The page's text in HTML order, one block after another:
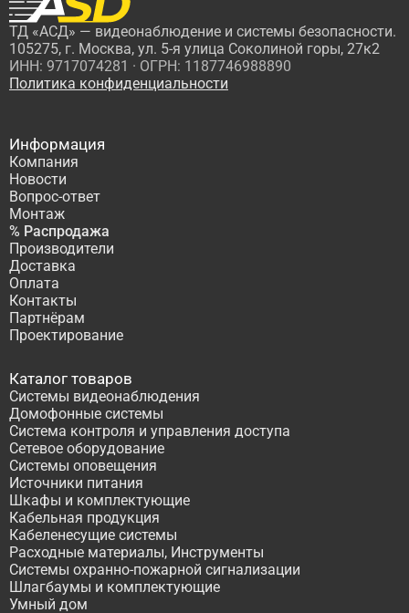
ТД «АСД» — видеонаблюдение и системы безопасности.
105275, г. Москва, ул. 5-я улица Соколиной горы, 27к2
ИНН: 9717074281 · ОГРН: 1187746988890
Политика конфиденциальности
Информация
Компания
Новости
Вопрос-ответ
Монтаж
% Распродажа
Производители
Доставка
Оплата
Контакты
Партнёрам
Проектирование
Каталог товаров
Системы видеонаблюдения
Домофонные системы
Система контроля и управления доступа
Сетевое оборудование
Системы оповещения
Источники питания
Шкафы и комплектующие
Кабельная продукция
Кабеленесущие системы
Расходные материалы, Инструменты
Системы охранно-пожарной сигнализации
Шлагбаумы и комплектующие
Умный дом